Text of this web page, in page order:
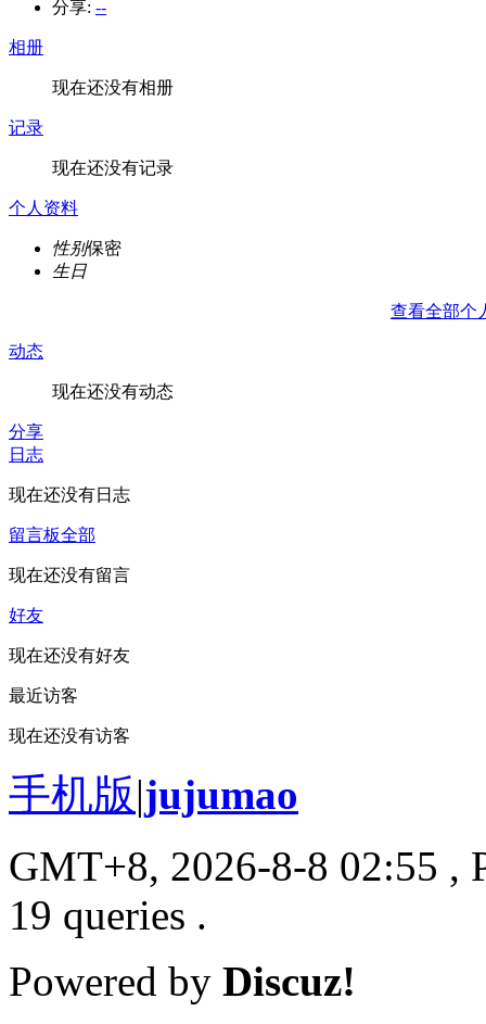
分享: --
相册
现在还没有相册
记录
现在还没有记录
个人资料
性别保密
生日
查看全部个
动态
现在还没有动态
分享
日志
现在还没有日志
留言板全部
现在还没有留言
好友
现在还没有好友
最近访客
现在还没有访客
手机版|jujumao
GMT+8, 2026-8-8 02:55 ,
19 queries .
Powered by Discuz!